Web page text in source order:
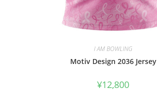
I AM BOWLING
Motiv Design 2036 Jersey
¥12,800